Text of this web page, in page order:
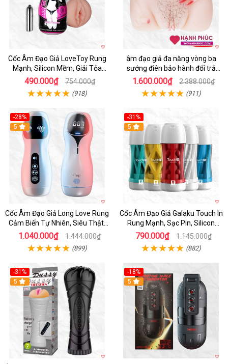
Cốc Âm Đạo Giả LoveToy Rung
Mạnh, Silicon Mềm, Giải Tỏa
Sinh Lý
490.000₫ 754.000₫
(918)
âm đạo giả đa năng vòng ba
sướng điên bảo hành đổi trả
nhanh
1.600.000₫ 2.388.000₫
(911)
-28%
5
Cốc Âm Đạo Giả Long Love Rung
Cảm Biến Tự Nhiên, Siêu Thật,
Sướng
1.040.000₫ 1.444.000₫
(899)
-31%
Hot
5
Cốc Âm Đạo Giả Galaku Touch In
Rung Mạnh, Sạc Pin, Silicon
Mềm
790.000₫ 1.145.000₫
(882)
-31%
5
-18%
5